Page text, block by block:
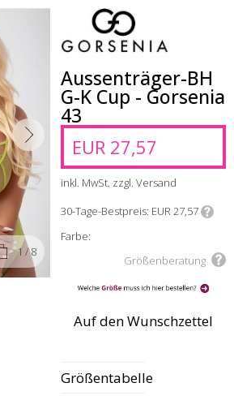
1 / 8
Aussenträger-BH
G-K Cup - Gorsenia
43
EUR 27,57
inkl. MwSt. zzgl. Versand
30-Tage-Bestpreis EUR 27,57
Farbe:
Größenberatung
Auf den Wunschzettel
Größentabelle